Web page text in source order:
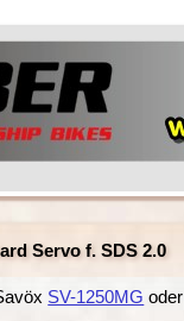
Servo f. SDS 2.0
SV-1250MG oder